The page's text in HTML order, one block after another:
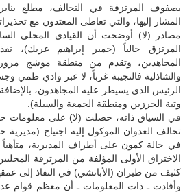
بصفوف المرتزقة في التحالف، مطلع يناير
المشار إليها، والتي تعاطى المعتدون مع
مصادر (لا) أوضحت أن القيادي المحلي
المرتزق حالياً (حمير إبراهيم عريك)،
المجاهدين، وتقدم من منطقة موشج
والشاذلية فالنجيبة غرباً، لا عبر وادي
الرئيس الذي يسيطر عليه المجاهدون،
وتبة الحرزين ومنطقة الجمعة والسبلة).
في السياق ذاته، حصلت (لا) على معلومات
تحالف العدوان الموكول إليه اجتياح
في حالة كمون على أطراف المديرية، متأهباً
الاختراق الأولى المؤلفة من المرتزقة
كثيف من طيران (الأباتشي) في النفاذ إلى
وأفادت ـ ذات المعلومات ـ أن معظم قوام